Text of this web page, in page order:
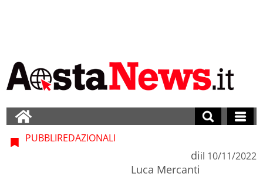
PUBBLIREDAZIONALI
di
Luca Mercanti
il 10/11/2022